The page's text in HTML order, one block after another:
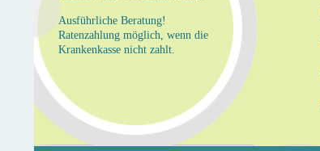
Ausführliche Beratung!
Ratenzahlung möglich, wenn die
Krankenkasse nicht zahlt.